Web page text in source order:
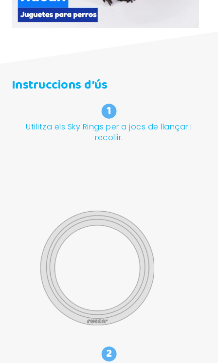
Instruccions d’ús
Utilitza els Sky Rings per a jocs de llançar i
recollir.